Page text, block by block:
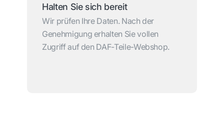
Halten Sie sich bereit
Wir prüfen Ihre Daten. Nach der
Genehmigung erhalten Sie vollen
Zugriff auf den DAF-Teile-Webshop.